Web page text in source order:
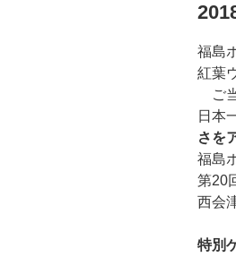
福島
紅葉
ご
日本
さを
福島
第20
西会
特別